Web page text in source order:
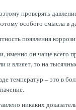
проверять
особого смысла
появления
именно он чаще всего
и влияет, то на
температур – это в
никаких